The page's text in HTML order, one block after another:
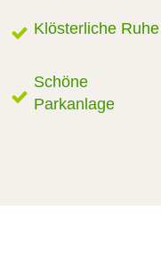
Klösterliche Ruhe
Schöne
Parkanlage